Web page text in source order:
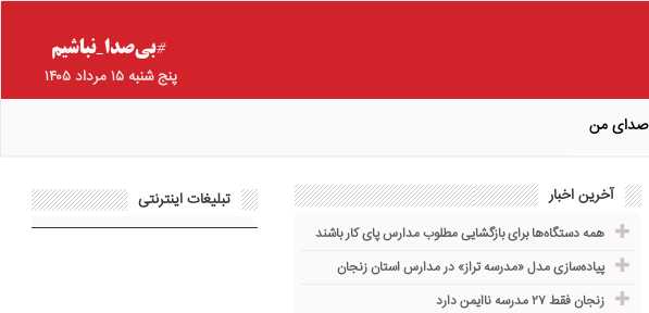
پنج شنبه ۱۵ مرداد ۱۴۰۵
صدای من
آخرین اخبار
همه دستگاه‌ها برای بازگشایی مطلوب مدارس پای کار باشند
پیاده‌سازی مدل «مدرسه تراز» در مدارس استان زنجان
زنجان فقط ۲۷ مدرسه ناایمن دارد
تبلیغات اینترنتی